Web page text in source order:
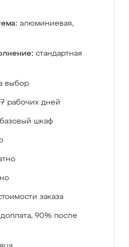
алюминиевая,
стандартная
выбор
7 рабочих дней
базовый шкаф
заказа
90% после